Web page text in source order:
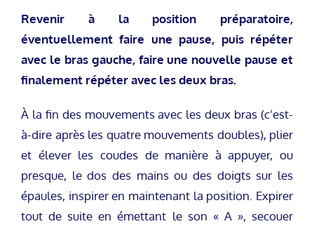
Revenir à la position préparatoire,
éventuellement faire une pause, puis répéter
avec le bras gauche, faire une nouvelle pause et
finalement répéter avec les deux bras.
À la fin des mouvements avec les deux bras (c’est-
à-dire après les quatre mouvements doubles), plier
et élever les coudes de manière à appuyer, ou
presque, le dos des mains ou des doigts sur les
épaules, inspirer en maintenant la position. Expirer
tout de suite en émettant le son « A », secouer